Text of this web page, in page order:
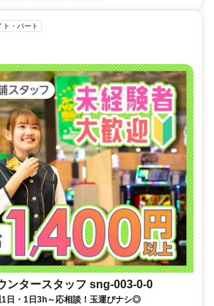
ト・パート
ンタースタッフ sng-003-0-0
1日・1日3h～応相談！玉運びナシ◎